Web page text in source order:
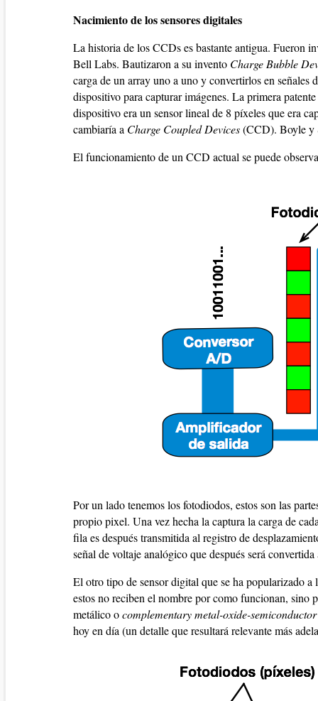
Nacimiento de los sensores digitales
La historia de los CCDs es bastante antigua. Fueron
Bell Labs. Bautizaron a su invento Charge Bubble
carga de un array uno a uno y convertirlos en señales
dispositivo para capturar imágenes. La primera
dispositivo era un sensor lineal de 8 píxeles que era
cambiaría a Charge Coupled Devices(CCD). Boyle y
El funcionamiento de un CCD actual se puede
Por un lado tenemos los fotodiodos, estos son las
propio pixel. Una vez hecha la captura la carga de
fila es después transmitida al registro de
señal de voltaje analógico que después será
El otro tipo de sensor digital que se ha popularizado
estos no reciben el nombre por como funcionan,
metálico ocomplementary metal-oxide-semiconductor
hoy en día (un detalle que resultará relevante más